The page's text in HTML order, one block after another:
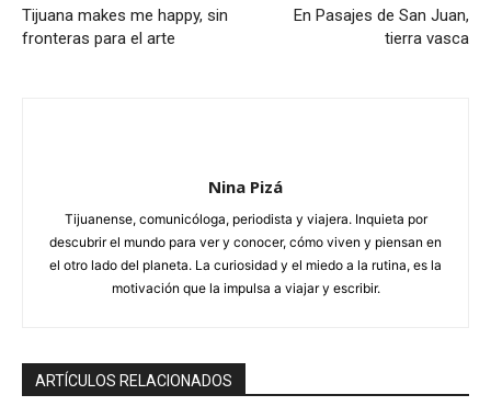
Tijuana makes me happy, sin
fronteras para el arte
En Pasajes de San Juan,
tierra vasca
Nina Pizá
Tijuanense, comunicóloga, periodista y viajera. Inquieta por
descubrir el mundo para ver y conocer, cómo viven y piensan en
el otro lado del planeta. La curiosidad y el miedo a la rutina, es la
motivación que la impulsa a viajar y escribir.
ARTÍCULOS RELACIONADOS